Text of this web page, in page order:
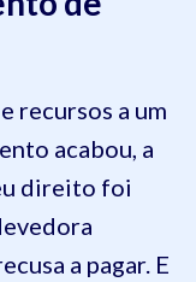
recursos a um
acabou, a
direito foi
a pagar. E